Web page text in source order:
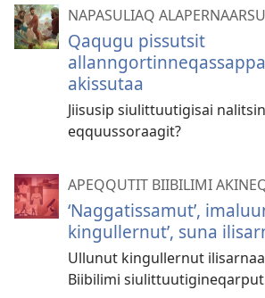
NAPASULIAQ
Qaqugu pissutsit
akissutaa
Jiisusip siulittuutigisai
eqquussoraagit?
APEQQUTIT BIIBILIMI
‘Naggatissamut’,
kingullernut’, suna
Ullunut kingullernut
Biibilimi